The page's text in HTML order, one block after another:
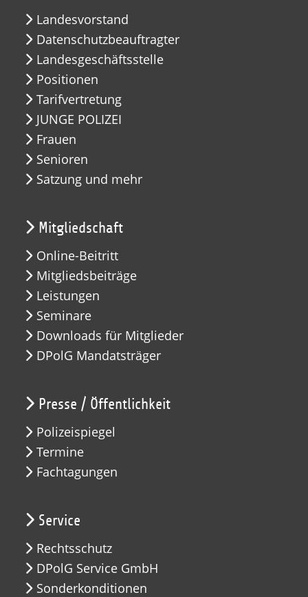
Landesvorstand
Datenschutzbeauftragter
Landesgeschäftsstelle
Positionen
Tarifvertretung
JUNGE POLIZEI
Frauen
Senioren
Satzung und mehr
Mitgliedschaft
Online-Beitritt
Mitgliedsbeiträge
Leistungen
Seminare
Downloads für Mitglieder
DPolG Mandatsträger
Presse / Öffentlichkeit
Polizeispiegel
Termine
Fachtagungen
Service
Rechtsschutz
DPolG Service GmbH
Sonderkonditionen